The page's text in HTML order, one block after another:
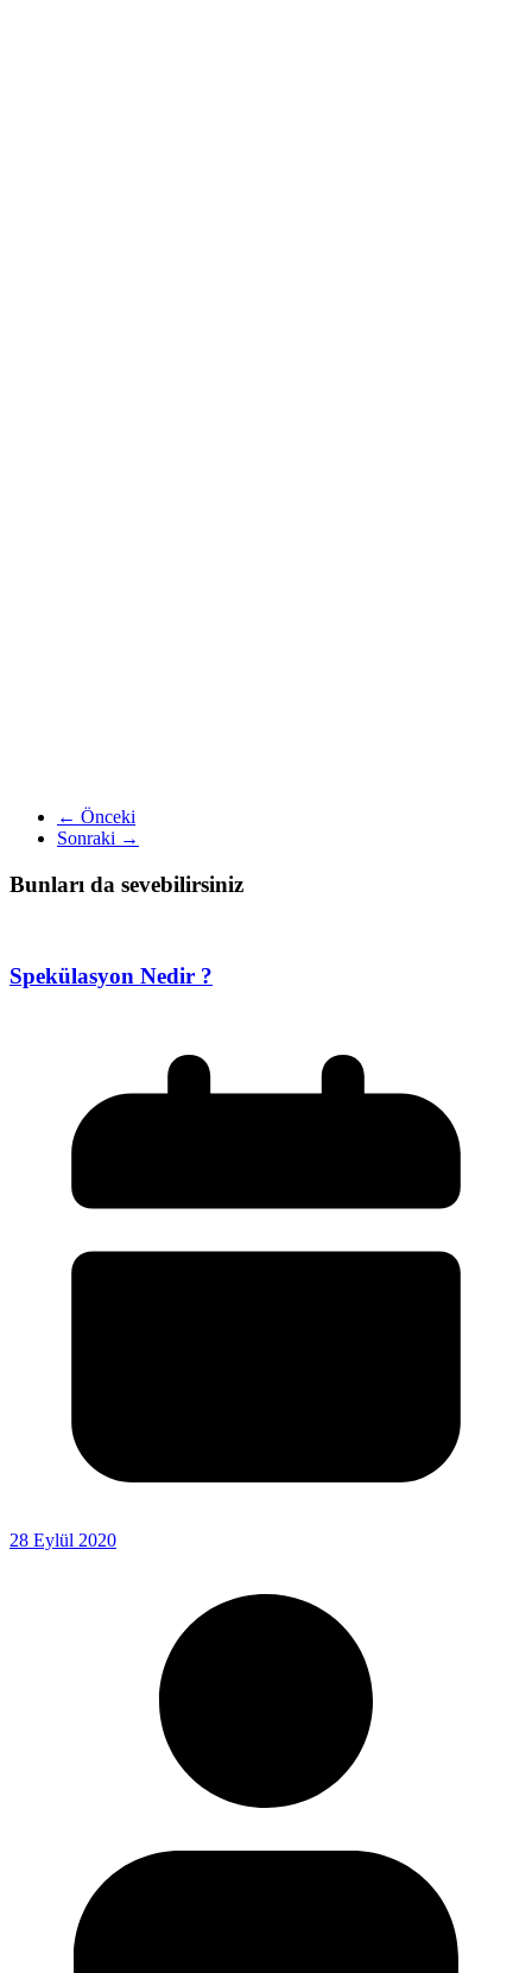
← Önceki
Sonraki →
Bunları da sevebilirsiniz
Spekülasyon Nedir ?
28 Eylül 2020